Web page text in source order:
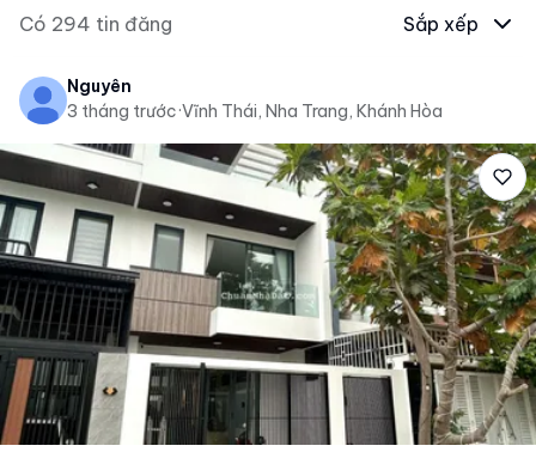
Có 294 tin đăng Sắp xếp
Nguyên
3 tháng trước·Vĩnh Thái, Nha Trang, Khánh Hòa